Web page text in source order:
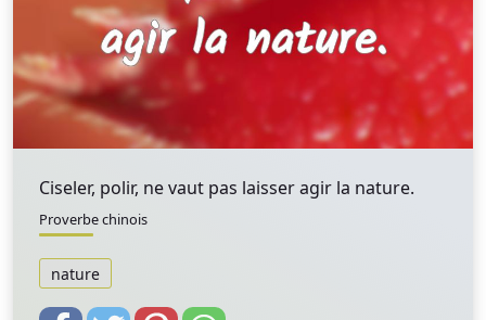
Ciseler, polir, ne vaut pas laisser agir la nature.
Proverbe chinois
nature